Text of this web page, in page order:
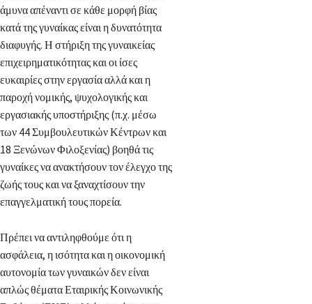
άμυνα απέναντι σε κάθε μορφή βίας
κατά της γυναίκας είναι η δυνατότητα
διαφυγής. Η στήριξη της γυναικείας
επιχειρηματικότητας και οι ίσες
ευκαιρίες στην εργασία αλλά και η
παροχή νομικής, ψυχολογικής και
εργασιακής υποστήριξης (π.χ. μέσω
των 44 Συμβουλευτικών Κέντρων και
18 Ξενώνων Φιλοξενίας) βοηθά τις
γυναίκες να ανακτήσουν τον έλεγχο της
ζωής τους και να ξαναχτίσουν την
επαγγελματική τους πορεία.
Πρέπει να αντιληφθούμε ότι η
ασφάλεια, η ισότητα και η οικονομική
αυτονομία των γυναικών δεν είναι
απλώς θέματα Εταιρικής Κοινωνικής